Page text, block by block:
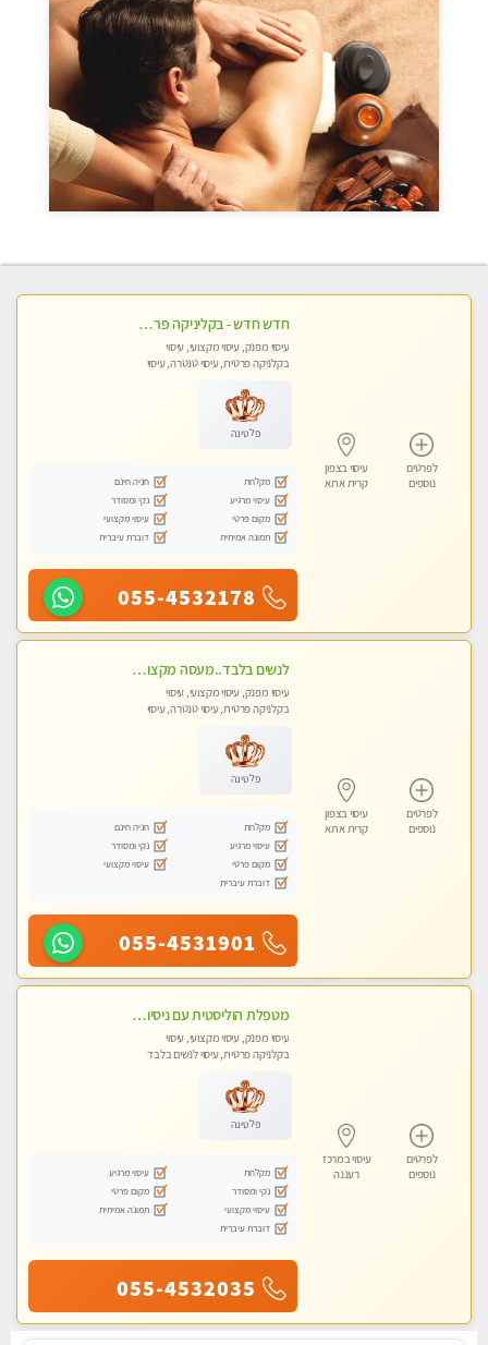
לפרטים
נוספים
עיסוי בצפון
קרית אתא
חדש חדש - בקליניקה פרטית בחיפה עיסוי לחידוש אנרגיות עיסוי חלומי מומלץ מאוד !
עיסוי מפנק, עיסוי מקצועי, עיסוי
בקלניקה פרטית, עיסוי טנטרה, עיסוי
פלטינה
מקלחת
חניה חינם
עיסוי מרגיע
נקי ומסודר
מקום פרטי
עיסוי מקצועי
תמונה אמיתית
דוברת עיברית
055-4532178
לפרטים
נוספים
עיסוי בצפון
קרית אתא
לנשים בלבד..מעסה מקצועי לנשים בלבד
עיסוי מפנק, עיסוי מקצועי, עיסוי
בקלניקה פרטית, עיסוי טנטרה, עיסוי
פלטינה
מקלחת
חניה חינם
עיסוי מרגיע
נקי ומסודר
מקום פרטי
עיסוי מקצועי
דוברת עיברית
055-4531901
לפרטים
נוספים
עיסוי במרכז
רעננה
מטפלת הוליסטית עם ניסיון מעל עשור. עיסוי הוליסטי לגוף ולנשמה עם שמנים חמים מתאים: לגברים/נשים ונשים בהריון . ומקצועית ברמה גבוהה
עיסוי מפנק, עיסוי מקצועי, עיסוי
בקלניקה פרטית, עיסוי לנשים בלבד
פלטינה
מקלחת
עיסוי מרגיע
נקי ומסודר
מקום פרטי
עיסוי מקצועי
תמונה אמיתית
דוברת עיברית
055-4532035